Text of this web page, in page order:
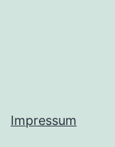
Impressum